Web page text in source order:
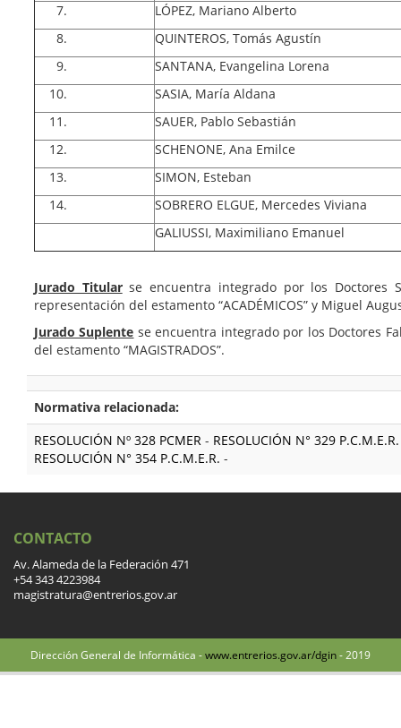
LÓPEZ, Mariano Alberto
QUINTEROS, Tomás Agustín
SANTANA, Evangelina Lorena
SASIA, María Aldana
SAUER, Pablo Sebastián
SCHENONE, Ana Emilce
SIMON, Esteban
SOBRERO ELGUE, Mercedes Viviana
GALIUSSI, Maximiliano Emanuel
Jurado Titular se encuentra integrado por los Doctores
representación del estamento “ACADÉMICOS” y Miguel
Jurado Suplente se encuentra integrado por los Doctores
del estamento “MAGISTRADOS”.
Normativa relacionada:
RESOLUCIÓN Nº 328 PCMER - RESOLUCIÓN N° 329 P.C.M.E.R.
RESOLUCIÓN N° 354 P.C.M.E.R. -
CONTACTO
Av. Alameda de la Federación 471
+54 343 4223984
magistratura@entrerios.gov.ar
Dirección General de Informática -www.entrerios.gov.ar/dgin- 2019